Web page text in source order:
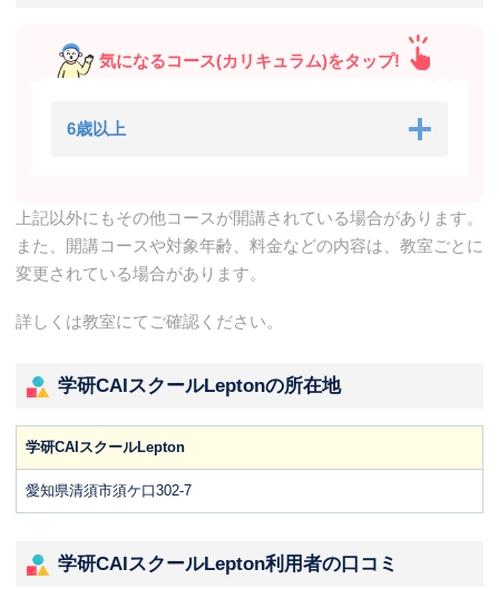
気になるコース(カリキュラム)をタップ!
6歳以上
上記以外にもその他コースが開講されている場合があります。
また、開講コースや対象年齢、料金などの内容は、教室ごとに
変更されている場合があります。
詳しくは教室にてご確認ください。
学研CAIスクールLeptonの所在地
学研CAIスクールLepton
愛知県清須市須ケ口302-7
学研CAIスクールLepton利用者の口コミ